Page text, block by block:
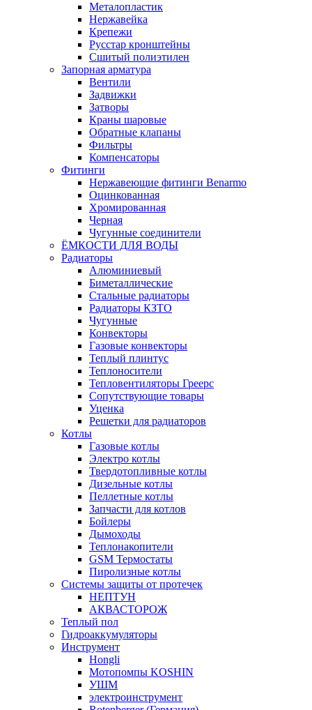
Металопластик
Нержавейка
Крепежи
Русстар кронштейны
Сшитый полиэтилен
Запорная арматура
Вентили
Задвижки
Затворы
Краны шаровые
Обратные клапаны
Фильтры
Компенсаторы
Фитинги
Нержавеющие фитинги Benarmo
Оцинкованная
Хромированная
Черная
Чугунные соединители
ЁМКОСТИ ДЛЯ ВОДЫ
Радиаторы
Алюминиевый
Биметаллические
Стальные радиаторы
Радиаторы КЗТО
Чугунные
Конвекторы
Газовые конвекторы
Теплый плинтус
Теплоносители
Тепловентиляторы Греерс
Сопутствующие товары
Уценка
Решетки для радиаторов
Котлы
Газовые котлы
Электро котлы
Твердотопливные котлы
Дизельные котлы
Пеллетные котлы
Запчасти для котлов
Бойлеры
Дымоходы
Теплонакопители
GSM Термостаты
Пиролизные котлы
Системы защиты от протечек
НЕПТУН
АКВАСТОРОЖ
Теплый пол
Гидроаккумуляторы
Инструмент
Hongli
Мотопомпы KOSHIN
УШМ
электроинструмент